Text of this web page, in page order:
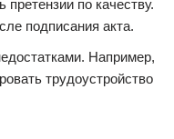
по качеству.
подписания акта.
Например,
трудоустройство